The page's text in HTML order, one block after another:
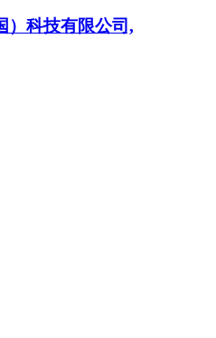
）科技有限公司,